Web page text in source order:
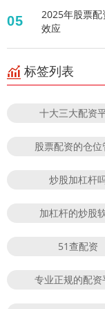
05
2025年股票
效应
标签列表
十大三大配资
股票配资的仓位
炒股加杠杆
加杠杆的炒股
51查配资
专业正规的配资